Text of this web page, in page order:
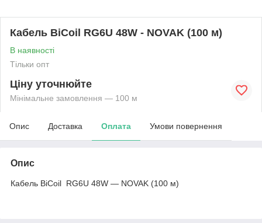
Кабель BiCoil RG6U 48W - NOVAK (100 м)
В наявності
Тільки опт
Ціну уточнюйте
Мінімальне замовлення — 100 м
Опис Доставка Оплата Умови повернення
Опис
Кабель BiCoil RG6U 48W ― NOVAK (100 м)